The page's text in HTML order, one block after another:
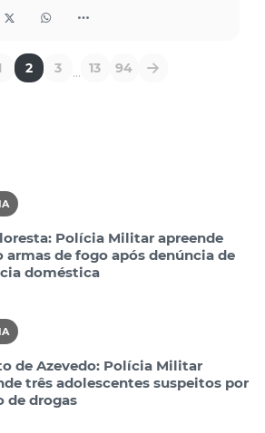
2 3 ... 13 94
Polícia Militar apreende
armas de fogo após denúncia de
doméstica
de Azevedo: Polícia Militar
três adolescentes suspeitos por
de drogas